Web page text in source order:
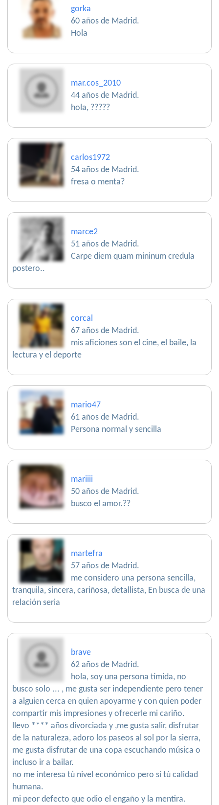
gorka
60 años de Madrid.
Hola
mar.cos_2010
44 años de Madrid.
hola, ?????
carlos1972
54 años de Madrid.
fresa o menta?
marce2
51 años de Madrid.
Carpe diem quam mininum credula
postero..
corcal
67 años de Madrid.
mis aficiones son el cine, el baile, la
lectura y el deporte
mario47
61 años de Madrid.
Persona normal y sencilla
mariiii
50 años de Madrid.
busco el amor.??
martefra
57 años de Madrid.
me considero una persona sencilla,
tranquila, sincera, cariñosa, detallista, En busca de una
relación seria
brave
62 años de Madrid.
hola, soy una persona tímida, no
busco solo ... , me gusta ser independiente pero tener
a alguien cerca en quien apoyarme y con quien poder
compartir mis impresiones y ofrecerle mi cariño.
llevo **** años divorciada y ,me gusta salir, disfrutar
de la naturaleza, adoro los paseos al sol por la sierra,
me gusta disfrutar de una copa escuchando música o
incluso ir a bailar.
no me interesa tú nivel económico pero sí tú calidad
humana.
mi peor defecto que odio el engaño y la mentira.